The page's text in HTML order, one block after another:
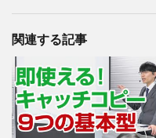
関連する記事